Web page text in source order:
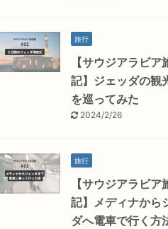
旅行
【サウジアラビア
記】ジェッダの観
を巡ってみた
2024/2/26
旅行
【サウジアラビア
記】メディナから
ダへ電車で行く方